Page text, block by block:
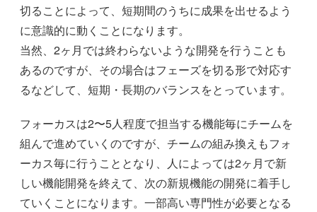
切ることによって、短期間のうちに成果を出せるよう
に意識的に動くことになります。
当然、2ヶ月では終わらないような開発を行うことも
あるのですが、その場合はフェーズを切る形で対応す
るなどして、短期・長期のバランスをとっています。
フォーカスは2〜5人程度で担当する機能毎にチームを
組んで進めていくのですが、チームの組み換えもフォ
ーカス毎に行うこととなり、人によっては2ヶ月で新
しい機能開発を終えて、次の新規機能の開発に着手し
ていくことになります。一部高い専門性が必要となる